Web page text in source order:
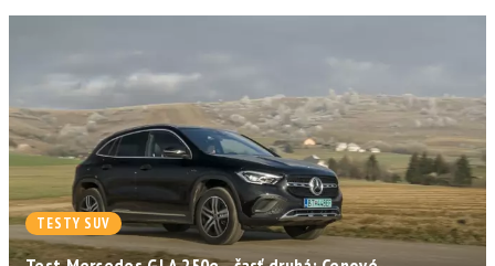
TESTY SUV